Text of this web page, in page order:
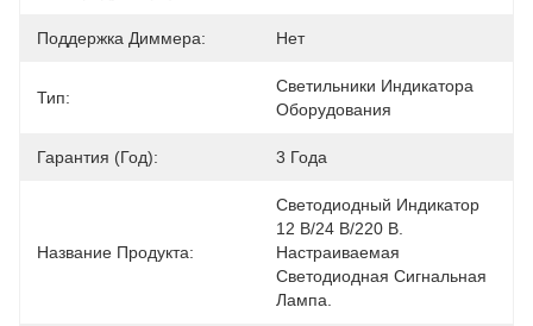
Поддержка Диммера: Нет
Тип:
Светильники Индикатора
Оборудования
Гарантия (год): 3 Года
Название Продукта:
Светодиодный Индикатор
12 В/24 В/220 В.
Настраиваемая
Светодиодная Сигнальная
Лампа.